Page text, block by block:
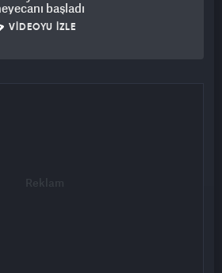
başladı
VIDEOYU İZLE